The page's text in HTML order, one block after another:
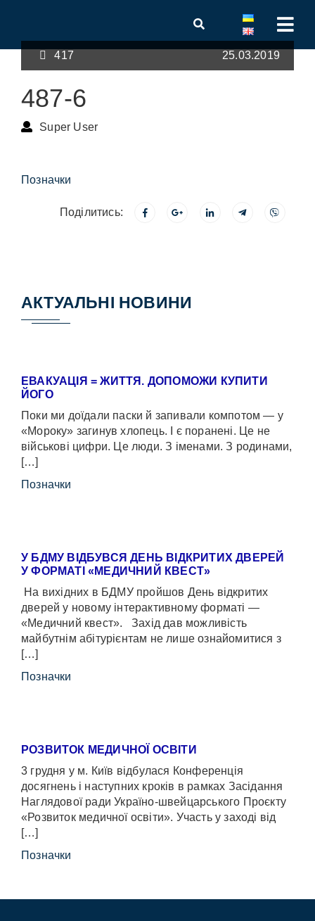
417 25.03.2019
487-6
Super User
Позначки
Поділитись:
АКТУАЛЬНІ НОВИНИ
ЕВАКУАЦІЯ = ЖИТТЯ. ДОПОМОЖИ КУПИТИ
ЙОГО
Поки ми доїдали паски й запивали компотом — у
«Мороку» загинув хлопець. І є поранені. Це не
військові цифри. Це люди. З іменами. З родинами,
[…]
Позначки
У БДМУ ВІДБУВСЯ ДЕНЬ ВІДКРИТИХ ДВЕРЕЙ
У ФОРМАТІ «МЕДИЧНИЙ КВЕСТ»
На вихідних в БДМУ пройшов День відкритих
дверей у новому інтерактивному форматі —
«Медичний квест». Захід дав можливість
майбутнім абітурієнтам не лише ознайомитися з
[…]
Позначки
РОЗВИТОК МЕДИЧНОЇ ОСВІТИ
3 грудня у м. Київ відбулася Конференція
досягнень і наступних кроків в рамках Засідання
Наглядової ради Україно-швейцарського Проєкту
«Розвиток медичної освіти». Участь у заході від
[…]
Позначки